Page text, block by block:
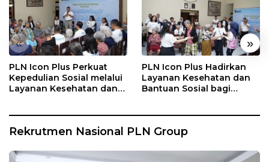
« »
PLN Icon Plus Perkuat
Kepedulian Sosial melalui
Layanan Kesehatan dan
PLN Icon Plus Hadirkan
Layanan Kesehatan dan
Bantuan Sosial bagi
Rekrutmen Nasional PLN Group